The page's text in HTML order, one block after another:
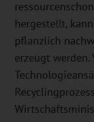
hergestellt,
pflanzlich
erzeugt werden.